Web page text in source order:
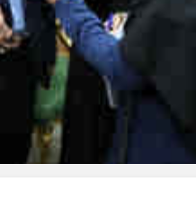
آسیای غربی